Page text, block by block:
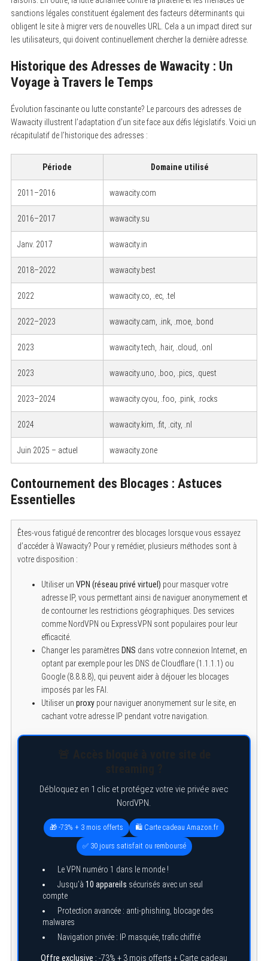
sanctions légales constituent également des facteurs déterminants qui
obligent le site à migrer vers de nouvelles URL. Cela a un impact direct sur
les utilisateurs, qui doivent continuellement chercher la dernière adresse.
Historique des Adresses de Wawacity : Un
Voyage à Travers le Temps
Évolution fascinante ou lutte constante? Le parcours des adresses de
Wawacity illustrent l’adaptation d’un site face aux défis législatifs. Voici un
récapitulatif de l’historique des adresses :
Période Domaine utilisé
2011–2016 wawacity.com
2016–2017 wawacity.su
Janv. 2017 wawacity.in
2018–2022 wawacity.best
2022 wawacity.co, .ec, .tel
2022–2023 wawacity.cam, .ink, .moe, .bond
2023 wawacity.tech, .hair, .cloud, .onl
2023 wawacity.uno, .boo, .pics, .quest
2023–2024 wawacity.cyou, .foo, .pink, .rocks
2024 wawacity.kim, .fit, .city, .nl
Juin 2025 – actuel wawacity.zone
Contournement des Blocages : Astuces
Essentielles
Êtes-vous fatigué de rencontrer des blocages lorsque vous essayez
d’accéder à Wawacity? Pour y remédier, plusieurs méthodes sont à
votre disposition :
Utiliser un VPN (réseau privé virtuel) pour masquer votre
adresse IP, vous permettant ainsi de naviguer anonymement et
de contourner les restrictions géographiques. Des services
comme NordVPN ou ExpressVPN sont populaires pour leur
efficacité.
Changer les paramètres DNS dans votre connexion Internet, en
optant par exemple pour les DNS de Cloudflare (1.1.1.1) ou
Google (8.8.8.8), qui peuvent aider à déjouer les blocages
imposés par les FAI.
Utiliser un proxypour naviguer anonymement sur le site, en
cachant votre adresse IP pendant votre navigation.
Débloquez en 1 clic et protégez votre vie privée avec
NordVPN.
🎁 -73% + 3 mois offerts 🛍️ Carte cadeau Amazon.fr
✅ 30 jours satisfait ou remboursé
Le VPN numéro 1 dans le monde !
Jusqu’à 10 appareils sécurisés avec un seul
compte
Protection avancée : anti-phishing, blocage des
malwares
Navigation privée : IP masquée, trafic chiffré
Offre exclusive : -73% + 3 mois offerts + Carte cadeau
e
c
o
r